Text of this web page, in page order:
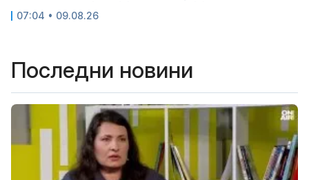
07:04 • 09.08.26
Последни новини